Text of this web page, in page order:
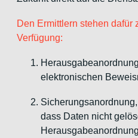
Den Ermittlern stehen dafür
Verfügung:
elektronischen
dass Daten nicht